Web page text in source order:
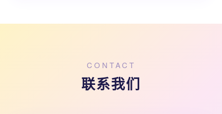
CONTACT
联系我们